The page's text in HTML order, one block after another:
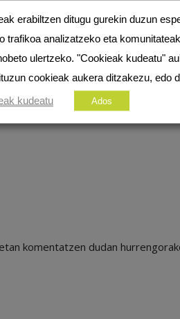
komentatzen dudan
erabiltzen ditugu gurekin duzun
trafikoa analizatzeko eta
ulertzeko. "Cookieak kudeatu"
cookieak aukera ditzakezu, edo
kudeatu Ados